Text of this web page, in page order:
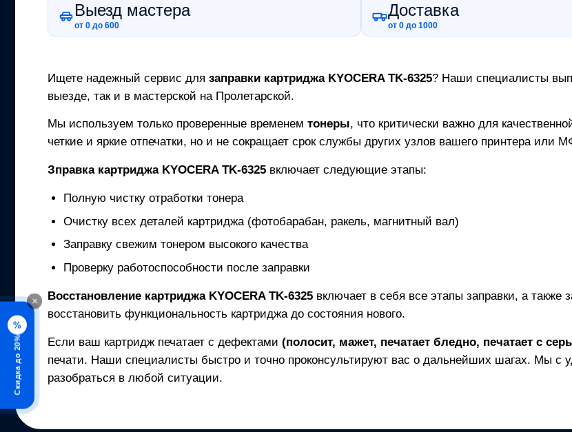
×
%
Скидка до 20%
Выезд мастера
от 0 до 600
Доставка
от 0 до 1000
Ищете надежный сервис для заправки картриджа KYOCERA TK-6325? Наши специалисты
выезде, так и в мастерской на Пролетарской.
Мы используем только проверенные временем тонеры, что критически важно для
четкие и яркие отпечатки, но и не сокращает срок службы других узлов вашего принтера или
Зправка картриджа KYOCERA TK-6325 включает следующие этапы:
Полную чистку отработки тонера
Очистку всех деталей картриджа (фотобарабан, ракель, магнитный вал)
Заправку свежим тонером высокого качества
Проверку работоспособности после заправки
Восстановление картриджа KYOCERA TK-6325 включает в себя все этапы заправки, а
восстановить функциональность картриджа до состояния нового.
Если ваш картридж печатает с дефектами (полосит, мажет, печатает бледно, печатает с
печати. Наши специалисты быстро и точно проконсультируют вас о дальнейших шагах. Мы с
разобраться в любой ситуации.